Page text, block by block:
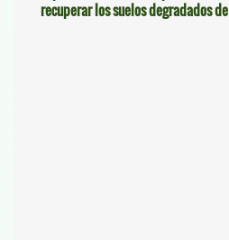
recuperar los suelos degradados